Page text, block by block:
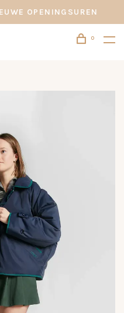
OPENINGSUREN
0